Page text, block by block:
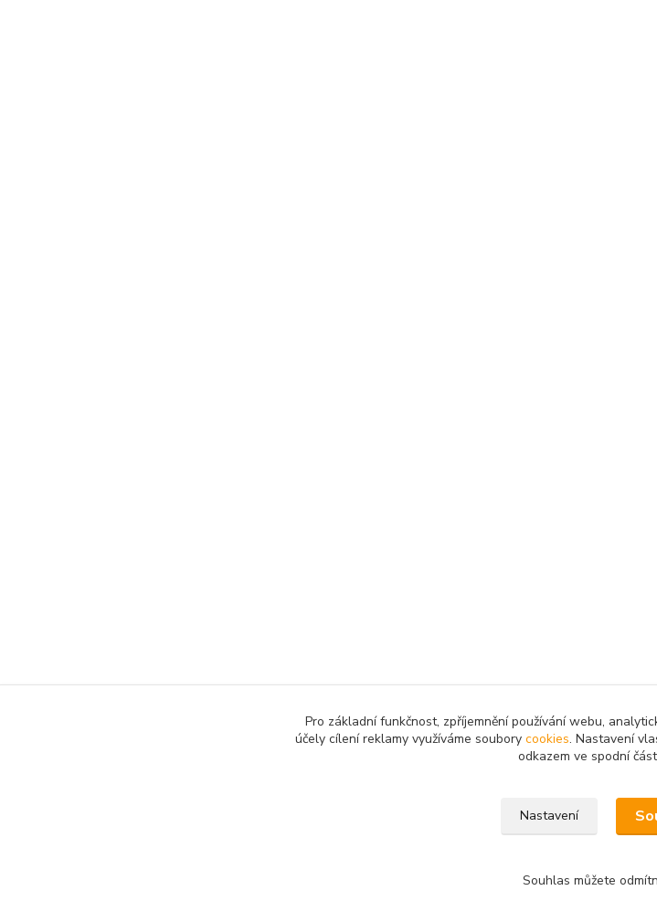
Upravit sběr
Pro základní funkčnost, zpříjemnění používání webu,
účely cílení reklamy využíváme soubory cookies. Nastavení
odkazem ve spodní
Nastavení
Souhlas můžete